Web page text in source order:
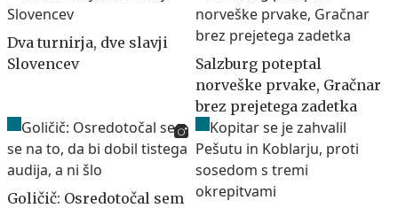
Dva turnirja, dve slavji
Slovencev
Salzburg poteptal
norveške prvake, Gračnar
brez prejetega zadetka
Goličič: Osredotočal sem